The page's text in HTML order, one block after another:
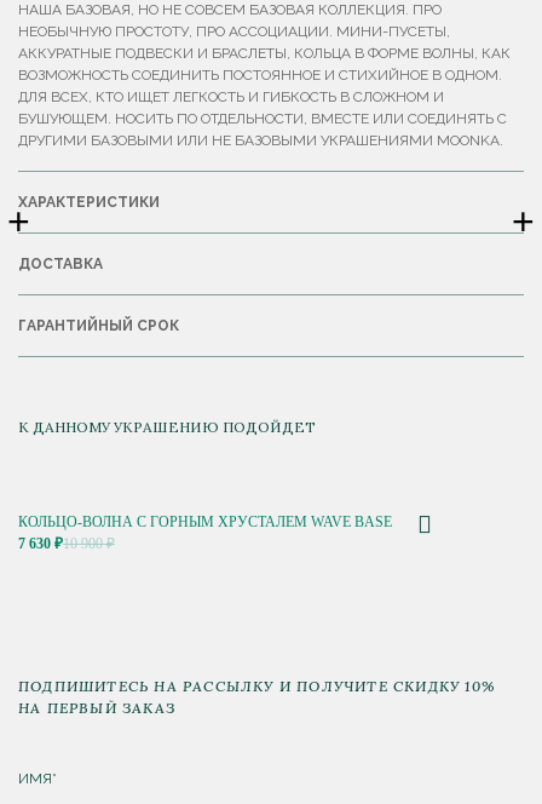
+ +
НАША БАЗОВАЯ, НО НЕ СОВСЕМ БАЗОВАЯ КОЛЛЕКЦИЯ. ПРО
НЕОБЫЧНУЮ ПРОСТОТУ, ПРО АССОЦИАЦИИ. МИНИ-ПУСЕТЫ,
АККУРАТНЫЕ ПОДВЕСКИ И БРАСЛЕТЫ, КОЛЬЦА В ФОРМЕ ВОЛНЫ, КАК
ВОЗМОЖНОСТЬ СОЕДИНИТЬ ПОСТОЯННОЕ И СТИХИЙНОЕ В ОДНОМ.
ДЛЯ ВСЕХ, КТО ИЩЕТ ЛЕГКОСТЬ И ГИБКОСТЬ В СЛОЖНОМ И
БУШУЮЩЕМ. НОСИТЬ ПО ОТДЕЛЬНОСТИ, ВМЕСТЕ ИЛИ СОЕДИНЯТЬ С
ДРУГИМИ БАЗОВЫМИ ИЛИ НЕ БАЗОВЫМИ УКРАШЕНИЯМИ MOONKA.
ХАРАКТЕРИСТИКИ
ДОСТАВКА
ГАРАНТИЙНЫЙ СРОК
К ДАННОМУ УКРАШЕНИЮ ПОДОЙДЕТ
КОЛЬЦО-ВОЛНА С ГОРНЫМ ХРУСТАЛЕМ WAVE BASE
7 630 ₽10 900 ₽
ПОДПИШИТЕСЬ НА РАССЫЛКУ И ПОЛУЧИТЕ СКИДКУ 10%
НА ПЕРВЫЙ ЗАКАЗ